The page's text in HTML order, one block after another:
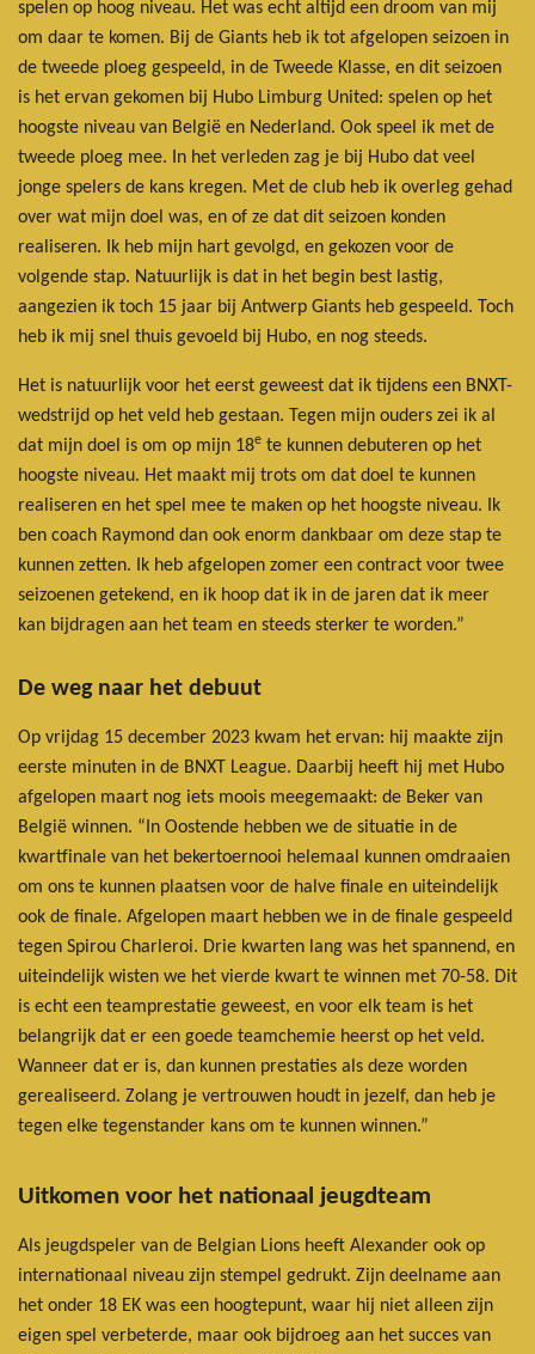
spelen op hoog niveau. Het was echt altijd een droom van mij
om daar te komen. Bij de Giants heb ik tot afgelopen seizoen in
de tweede ploeg gespeeld, in de Tweede Klasse, en dit seizoen
is het ervan gekomen bij Hubo Limburg United: spelen op het
hoogste niveau van België en Nederland. Ook speel ik met de
tweede ploeg mee. In het verleden zag je bij Hubo dat veel
jonge spelers de kans kregen. Met de club heb ik overleg gehad
over wat mijn doel was, en of ze dat dit seizoen konden
realiseren. Ik heb mijn hart gevolgd, en gekozen voor de
volgende stap. Natuurlijk is dat in het begin best lastig,
aangezien ik toch 15 jaar bij Antwerp Giants heb gespeeld. Toch
heb ik mij snel thuis gevoeld bij Hubo, en nog steeds.
Het is natuurlijk voor het eerst geweest dat ik tijdens een BNXT-
wedstrijd op het veld heb gestaan. Tegen mijn ouders zei ik al
dat mijn doel is om op mijn 18e te kunnen debuteren op het
hoogste niveau. Het maakt mij trots om dat doel te kunnen
realiseren en het spel mee te maken op het hoogste niveau. Ik
ben coach Raymond dan ook enorm dankbaar om deze stap te
kunnen zetten. Ik heb afgelopen zomer een contract voor twee
seizoenen getekend, en ik hoop dat ik in de jaren dat ik meer
kan bijdragen aan het team en steeds sterker te worden.”
De weg naar het debuut
Op vrijdag 15 december 2023 kwam het ervan: hij maakte zijn
eerste minuten in de BNXT League. Daarbij heeft hij met Hubo
afgelopen maart nog iets moois meegemaakt: de Beker van
België winnen. “In Oostende hebben we de situatie in de
kwartfinale van het bekertoernooi helemaal kunnen omdraaien
om ons te kunnen plaatsen voor de halve finale en uiteindelijk
ook de finale. Afgelopen maart hebben we in de finale gespeeld
tegen Spirou Charleroi. Drie kwarten lang was het spannend, en
uiteindelijk wisten we het vierde kwart te winnen met 70-58. Dit
is echt een teamprestatie geweest, en voor elk team is het
belangrijk dat er een goede teamchemie heerst op het veld.
Wanneer dat er is, dan kunnen prestaties als deze worden
gerealiseerd. Zolang je vertrouwen houdt in jezelf, dan heb je
tegen elke tegenstander kans om te kunnen winnen.”
Uitkomen voor het nationaal jeugdteam
Als jeugdspeler van de Belgian Lions heeft Alexander ook op
internationaal niveau zijn stempel gedrukt. Zijn deelname aan
het onder 18 EK was een hoogtepunt, waar hij niet alleen zijn
eigen spel verbeterde, maar ook bijdroeg aan het succes van